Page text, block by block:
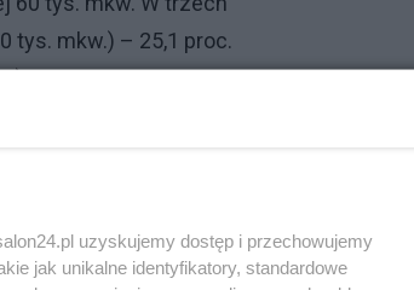
tys. mkw.) – 25,1 proc.
– 24,5 proc.
tys. mkw.) – 12%
potrzebom.
łatwy dostęp i
uzyskujemy dostęp i przechowujemy
jak unikalne identyfikatory, standardowe